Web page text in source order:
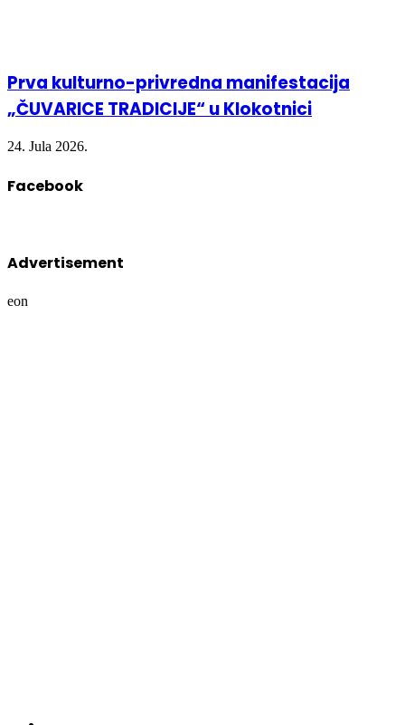
Prva kulturno-privredna manifestacija
„ČUVARICE TRADICIJE“ u Klokotnici
24. Jula 2026.
Facebook
Advertisement
eon